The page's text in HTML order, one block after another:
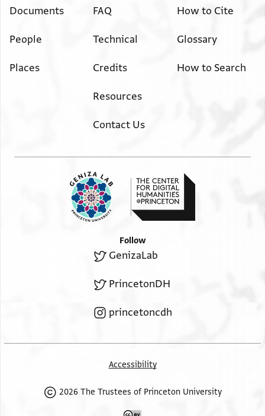
] בלב שלם ונפש חפיצה
] לי בבית אצלה קיתון שלימה
] . . . . . . . . . . . . . . . . . .
] . . . . . . לה מאוחר . . . .
] . . . . . מין ל. . . . . . [ . . . .
Documents
People
Places
FAQ
Technical
Credits
Resources
Contact Us
How to Cite
Glossary
How to Search
Follow
GenizaLab
PrincetonDH
princetoncdh
Accessibility
2026 The Trustees of Princeton University